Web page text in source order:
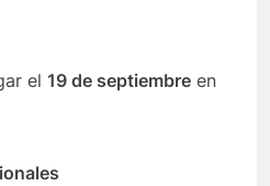
el 19 de septiembre en